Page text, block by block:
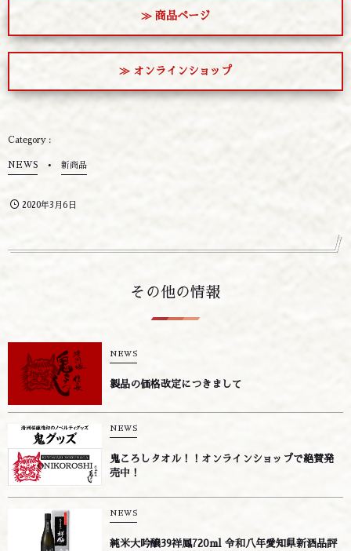
≫ 商品ページ
≫ オンラインショップ
NEWS 新商品
2020年3月6日
その他の情報
NEWS
製品の価格改定につきまして
NEWS
鬼ころしタオル！！オンラインショップで絶賛発
売中！
NEWS
純米大吟醸39祥鳳720ml 令和八年愛知県新酒品評